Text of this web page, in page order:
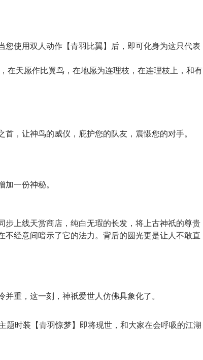
使用双人动作【青羽比翼】后，即可化身为这只代表
天愿作比翼鸟，在地愿为连理枝，在连理枝上，和有
，让神鸟的威仪，庇护您的队友，震慑您的对手。
一份神秘。
上线天赏商店，纯白无瑕的长发，将上古神祇的尊贵
经意间暗示了它的法力。背后的圆光更是让人不敢直
重，这一刻，神祇爱世人仿佛具象化了。
时装【青羽惊梦】即将现世，和大家在会呼吸的江湖